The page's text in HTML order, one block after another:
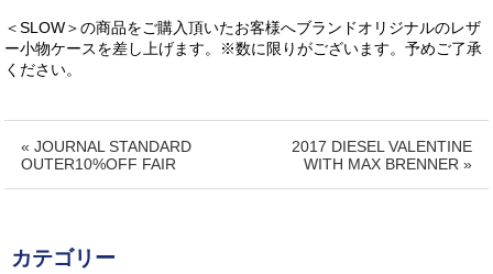
＜SLOW＞の商品をご購入頂いたお客様へブランドオリジナルのレザ
ー小物ケースを差し上げます。※数に限りがございます。予めご了承
ください。
« JOURNAL STANDARD
OUTER10%OFF FAIR
2017 DIESEL VALENTINE
WITH MAX BRENNER »
カテゴリー